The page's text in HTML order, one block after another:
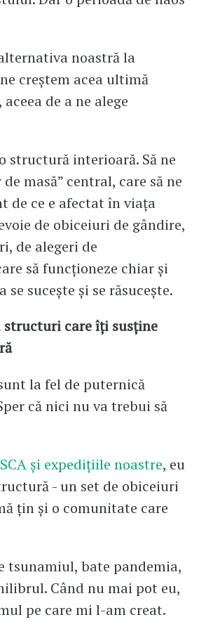
noastră la
creștem acea ultimă
de a ne alege
structură interioară. Să ne
masă” central, care să ne
de ce e afectat în viața
de obiceiuri de gândire,
de alegeri de
să funcționeze chiar și
sucește și se răsucește.
care îți susține
la fel de puternică
că nici nu va trebui să
și expedițiile noastre, eu
- un set de obiceiuri
țin și o comunitate care
tsunamiul, bate pandemia,
Când nu mai pot eu,
pe care mi l-am creat.